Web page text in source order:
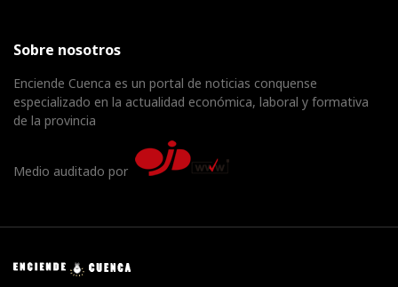
Sobre nosotros
Enciende Cuenca es un portal de noticias conquense
especializado en la actualidad económica, laboral y formativa
de la provincia
Medio auditado por